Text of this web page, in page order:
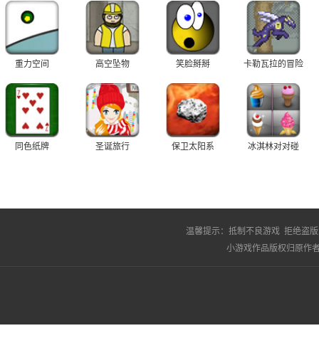
重力空间 高空坠物 笑脸掰掰 卡勒瓦拉的冒险
同色纸牌 圣诞旅行 保卫太阳系 冰淇林对对碰
温馨提示： 抵制不良游戏 拒绝盗
小游戏作品版权归原作